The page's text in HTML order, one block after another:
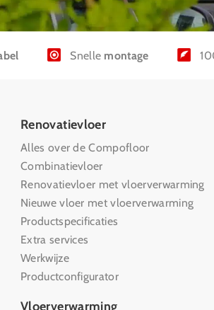
Snelle montage
Renovatievloer
Alles over de Compofloor
Combinatievloer
Renovatievloer met vloerverwarming
Nieuwe vloer met vloerverwarming
Productspecificaties
Extra services
Werkwijze
Productconfigurator
Vloerverwarming